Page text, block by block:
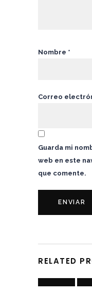
Nombre *
Correo
Guarda mi
web en este
que comente.
RELATED
Este producto tiene múltiples variantes.